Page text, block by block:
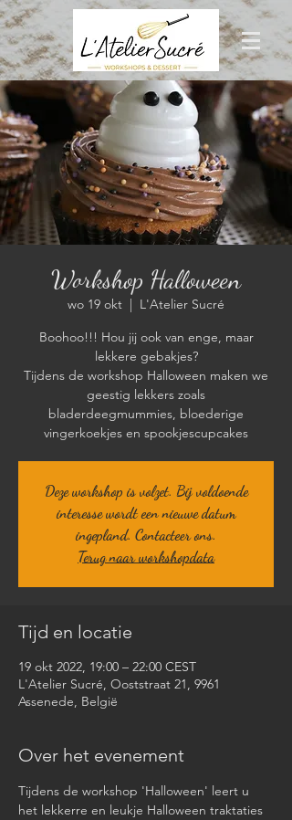
Workshop Halloween
wo 19 okt
  |
L'Atelier Sucré
Boohoo!!! Hou jij ook van enge, maar
lekkere gebakjes?
Tijdens de workshop Halloween maken we
geestig lekkers zoals
bladerdeegmummies, bloederige
Deze workshop is volzet. Bij voldoende
interesse wordt een nieuwe datum
ingepland. Contacteer ons.
Terug naar workshopdata
Tijd en locatie
19 okt 2022, 19:00 – 22:00 CEST
L'Atelier Sucré, Ooststraat 21, 9961
Assenede, België
Over het evenement
Tijdens de workshop 'Halloween' leert u
het lekkerre en leukje Halloween traktaties